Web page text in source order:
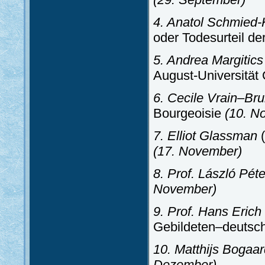
4. Anatol
oder Todesurteil
5. Andrea Margitics
August-Universität
6. Cecile
Bourgeoisie (10.
7. Elliot Glassman
(17. November)
8. Prof. László
November)
9. Prof. Hans
10. Matthijs